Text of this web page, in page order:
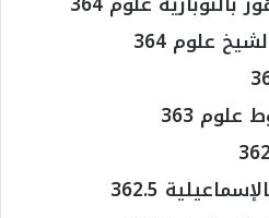
علوم 364
363
362.5